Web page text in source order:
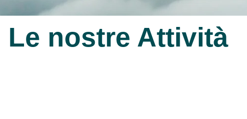
Le nostre Attività